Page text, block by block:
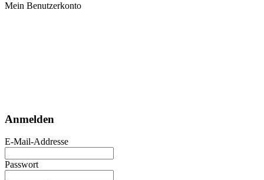
Mein Benutzerkonto
Anmelden
E-Mail-Addresse
Passwort